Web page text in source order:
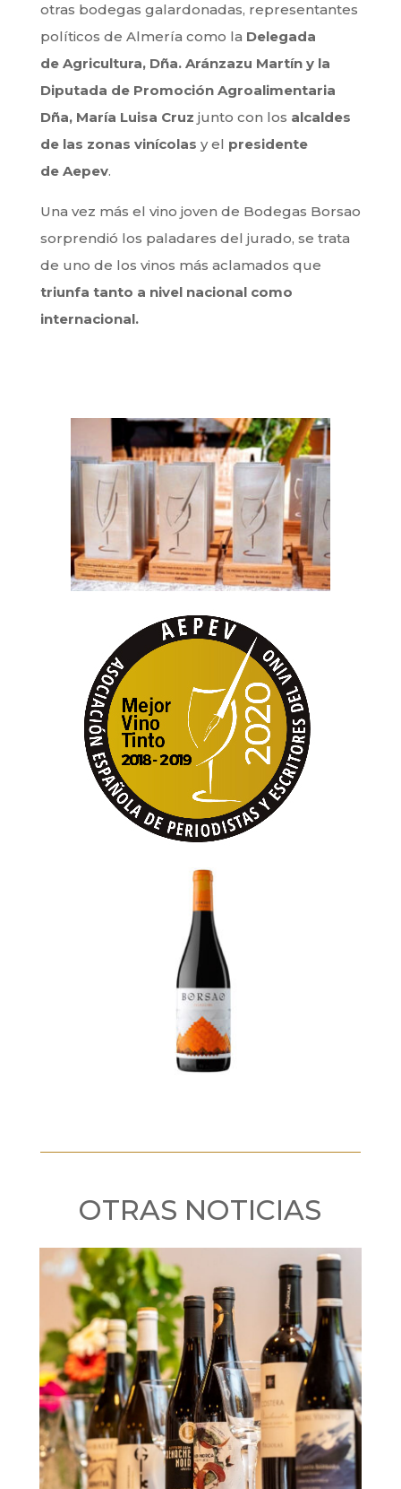
otras bodegas galardonadas, representantes
políticos de Almería como la Delegada
de Agricultura, Dña. Aránzazu Martín y la
Diputada de Promoción Agroalimentaria
Dña, María Luisa Cruz junto con los alcaldes
de las zonas vinícolas y el presidente
de Aepev.
Una vez más el vino joven de Bodegas Borsao
sorprendió los paladares del jurado, se trata
de uno de los vinos más aclamados que
triunfa tanto a nivel nacional como
internacional.
OTRAS NOTICIAS